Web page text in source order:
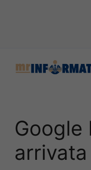
Google